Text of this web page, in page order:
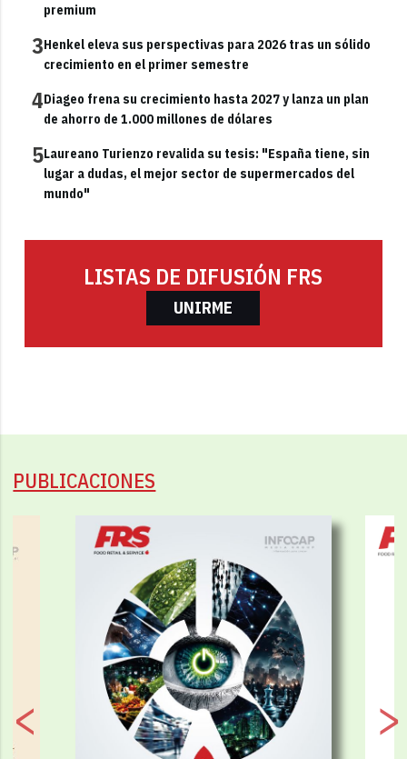
premium
3Henkel eleva sus perspectivas para 2026 tras un sólido
crecimiento en el primer semestre
4Diageo frena su crecimiento hasta 2027 y lanza un plan
de ahorro de 1.000 millones de dólares
5Laureano Turienzo revalida su tesis: "España tiene, sin
lugar a dudas, el mejor sector de supermercados del
mundo"
LISTAS DE DIFUSIÓN FRS
UNIRME
PUBLICACIONES